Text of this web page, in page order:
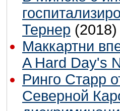
Тернер (2018)
Маккартни
A Hard Day's
Ринго Старр
Северной